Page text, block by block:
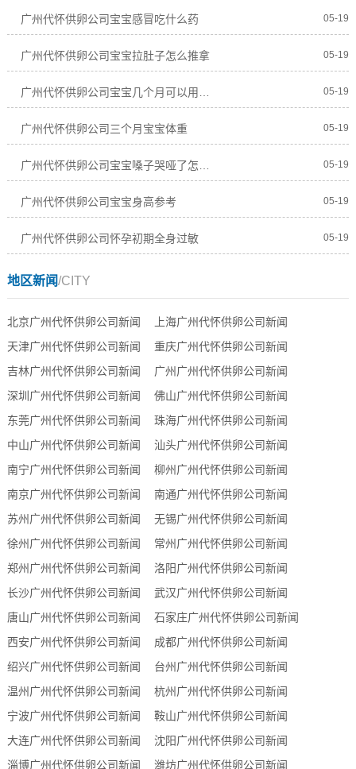
广州代怀供卵公司宝宝感冒吃什么药 05-19
广州代怀供卵公司宝宝拉肚子怎么推拿 05-19
05-19
广州代怀供卵公司三个月宝宝体重 05-19
05-19
广州代怀供卵公司宝宝身高参考 05-19
广州代怀供卵公司怀孕初期全身过敏 05-19
地区新闻/CITY
北京广州代怀供卵公司新闻
上海广州代怀供卵公司新闻
天津广州代怀供卵公司新闻
重庆广州代怀供卵公司新闻
吉林广州代怀供卵公司新闻
广州广州代怀供卵公司新闻
深圳广州代怀供卵公司新闻
佛山广州代怀供卵公司新闻
东莞广州代怀供卵公司新闻
珠海广州代怀供卵公司新闻
中山广州代怀供卵公司新闻
汕头广州代怀供卵公司新闻
南宁广州代怀供卵公司新闻
柳州广州代怀供卵公司新闻
南京广州代怀供卵公司新闻
南通广州代怀供卵公司新闻
苏州广州代怀供卵公司新闻
无锡广州代怀供卵公司新闻
徐州广州代怀供卵公司新闻
常州广州代怀供卵公司新闻
郑州广州代怀供卵公司新闻
洛阳广州代怀供卵公司新闻
长沙广州代怀供卵公司新闻
武汉广州代怀供卵公司新闻
唐山广州代怀供卵公司新闻
石家庄广州代怀供卵公司新闻
西安广州代怀供卵公司新闻
成都广州代怀供卵公司新闻
绍兴广州代怀供卵公司新闻
台州广州代怀供卵公司新闻
温州广州代怀供卵公司新闻
杭州广州代怀供卵公司新闻
宁波广州代怀供卵公司新闻
鞍山广州代怀供卵公司新闻
大连广州代怀供卵公司新闻
沈阳广州代怀供卵公司新闻
淄博广州代怀供卵公司新闻
潍坊广州代怀供卵公司新闻